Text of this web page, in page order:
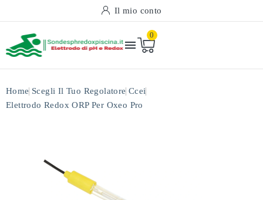
Il mio conto

0
Home Scegli Il Tuo Regolatore Ccei
Elettrodo Redox ORP Per Oxeo Pro